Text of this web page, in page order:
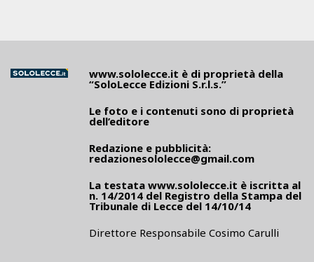
www.sololecce.it è di proprietà della
“SoloLecce Edizioni S.r.l.s.”
Le foto e i contenuti sono di proprietà
dell’editore
Redazione e pubblicità:
redazionesololecce@gmail.com
La testata www.sololecce.it è iscritta al
n. 14/2014 del Registro della Stampa del
Tribunale di Lecce del 14/10/14
Direttore Responsabile Cosimo Carulli